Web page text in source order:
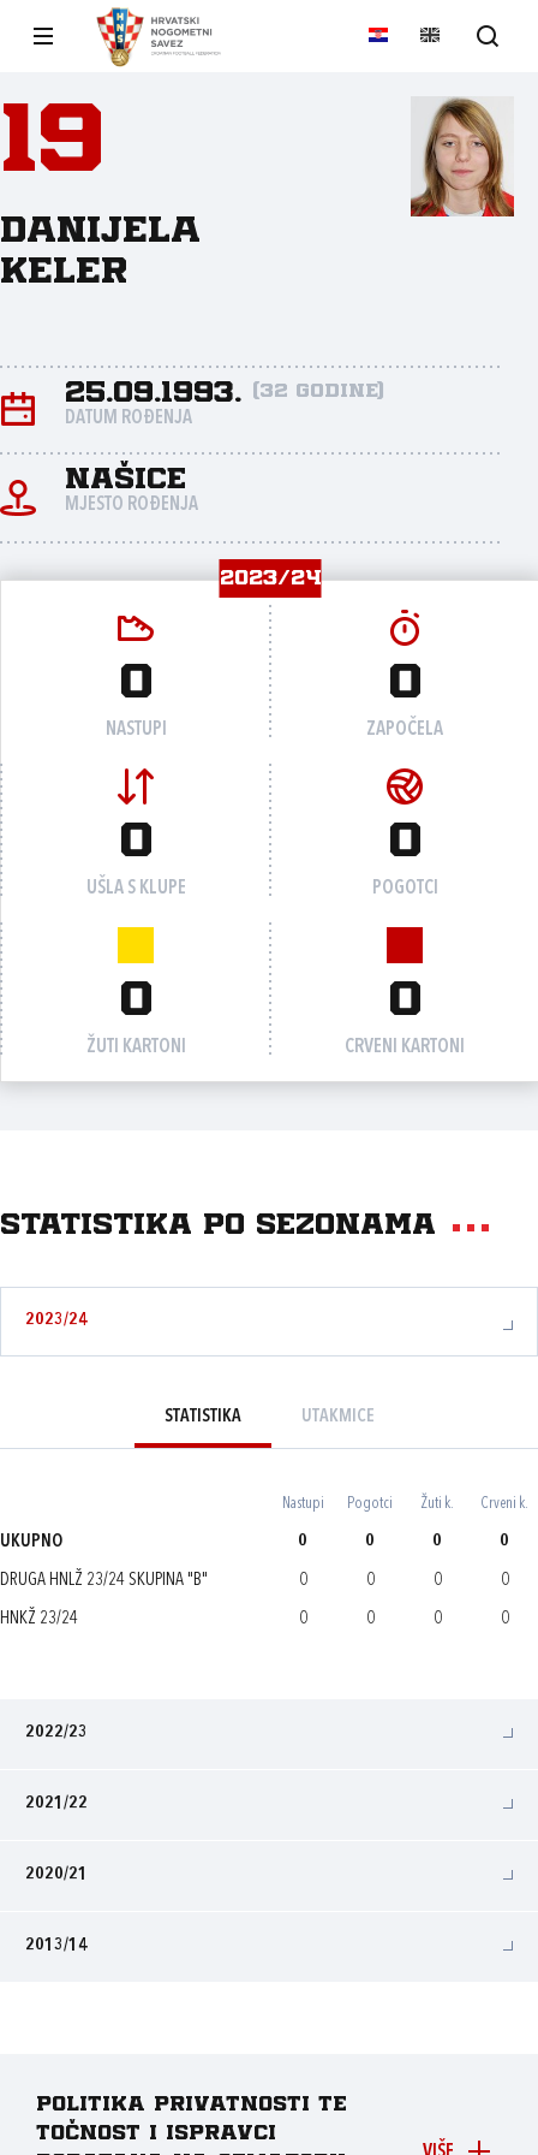
19
Danijela
Keler
25.09.1993. (32 godine)
DATUM ROĐENJA
Našice
MJESTO ROĐENJA
2023/24
0
NASTUPI
0
ZAPOČELA
0
UŠLA S KLUPE
0
POGOTCI
0
ŽUTI KARTONI
0
CRVENI KARTONI
Statistika po sezonama
2023/24
STATISTIKA UTAKMICE
Nastupi Pogotci Žuti k. Crveni k.
UKUPNO 0 0 0 0
DRUGA HNLŽ 23/24 SKUPINA "B" 0 0 0 0
HNKŽ 23/24 0 0 0 0
2022/23
2021/22
2020/21
2013/14
Politika privatnosti te
točnost i ispravci